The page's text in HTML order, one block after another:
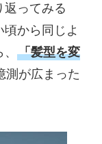
返ってみる
から同じよ
「髪型を変
測が広まった